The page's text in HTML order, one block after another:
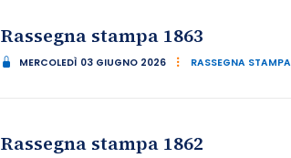
Rassegna stampa 1863
MERCOLEDÌ 03 GIUGNO 2026 RASSEGNA STAMPA
Rassegna stampa 1862